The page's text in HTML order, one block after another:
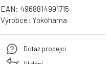
EAN: 4968814991715
Výrobce: Yokohama
Dotaz prodejci